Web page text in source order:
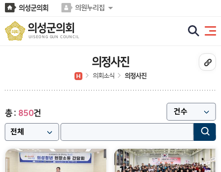
본문바로가기
의성군의회 의원누리집
의성군의회
UISEONG GUN COUNCIL
의정사진
의회소식 의정사진
총 : 850건